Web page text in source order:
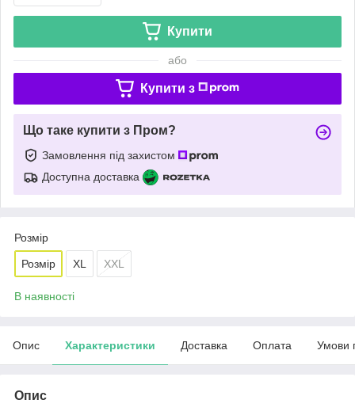
Купити
або
Купити з
Що таке купити з Пром?
Замовлення під захистом
Доступна доставка
Розмір
Розмір XL XXL
В наявності
Опис Характеристики Доставка Оплата Умови
Опис